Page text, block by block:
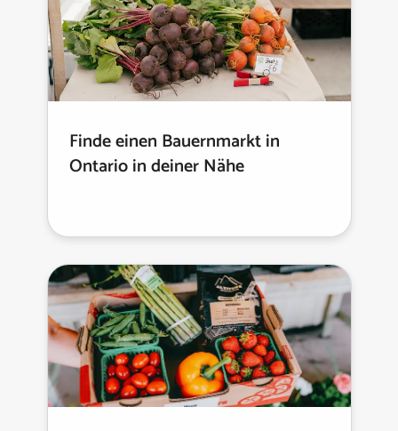
Finde einen Bauernmarkt in
Ontario in deiner Nähe